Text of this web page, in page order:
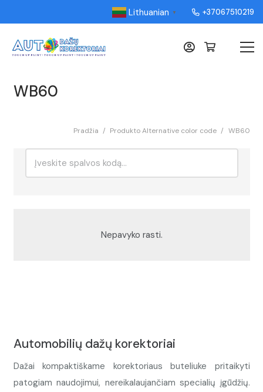
Lithuanian ▼ +37067510219
WB60
Pradžia / Produkto Alternative color code / WB60
Nepavyko rasti.
Automobilių dažų korektoriai
Dažai kompaktiškame korektoriaus buteliuke pritaikyti
patogiam naudojimui, nereikalaujančiam specialių įgūdžių.